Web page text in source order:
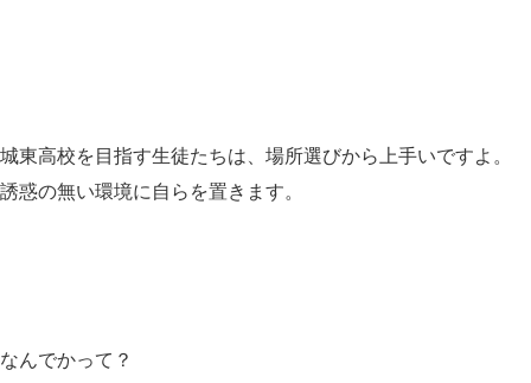
城東高校を目指す生徒たちは、場所選びから上手いですよ。
誘惑の無い環境に自らを置きます。
なんでかって？